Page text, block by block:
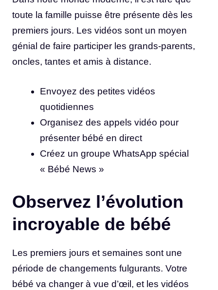
toute la famille puisse être présente dès les
premiers jours. Les vidéos sont un moyen
génial de faire participer les grands-parents,
oncles, tantes et amis à distance.
Envoyez des petites vidéos
quotidiennes
Organisez des appels vidéo pour
présenter bébé en direct
Créez un groupe WhatsApp spécial
« Bébé News »
Observez l’évolution
incroyable de bébé
Les premiers jours et semaines sont une
période de changements fulgurants. Votre
bébé va changer à vue d’œil, et les vidéos